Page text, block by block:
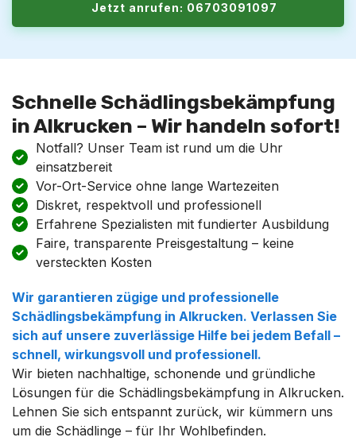
Jetzt anrufen: 06703091097
Schnelle Schädlingsbekämpfung
in Alkrucken – Wir handeln sofort!
Notfall? Unser Team ist rund um die Uhr
einsatzbereit
Vor-Ort-Service ohne lange Wartezeiten
Diskret, respektvoll und professionell
Erfahrene Spezialisten mit fundierter Ausbildung
Faire, transparente Preisgestaltung – keine
versteckten Kosten
Wir garantieren zügige und professionelle
Schädlingsbekämpfung in Alkrucken. Verlassen Sie
sich auf unsere zuverlässige Hilfe bei jedem Befall –
schnell, wirkungsvoll und professionell.
Wir bieten nachhaltige, schonende und gründliche
Lösungen für die Schädlingsbekämpfung in Alkrucken.
Lehnen Sie sich entspannt zurück, wir kümmern uns
um die Schädlinge – für Ihr Wohlbefinden.